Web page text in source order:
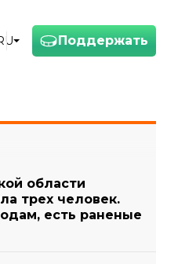
Поддержать
области
трех человек.
есть раненые